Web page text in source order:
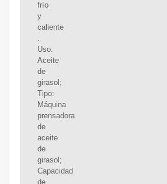
frío
y
caliente
.
Uso:
Aceite
de
girasol;
Tipo:
Máquina
prensadora
de
aceite
de
girasol;
Capacidad
de